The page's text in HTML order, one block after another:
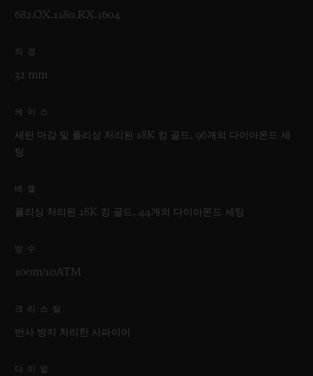
682.OX.1180.RX.1604
직경
32 mm
케이스
새틴 마감 및 폴리싱 처리된 18K 킹 골드, 96개의 다이아몬드 세
팅
베젤
폴리싱 처리된 18K 킹 골드, 44개의 다이아몬드 세팅
방수
100m/10ATM
크리스탈
반사 방지 처리한 사파이어
다이얼